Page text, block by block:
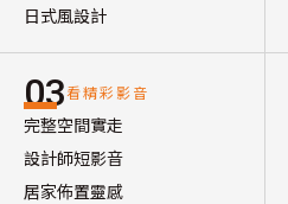
日式風設計
03看精彩影音
完整空間實走
設計師短影音
居家佈置靈感